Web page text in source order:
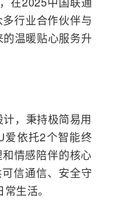
行业合作伙伴与
的温暖贴心服务升
，秉持极简易用
爱依托2个智能终
情感陪伴的核心
信通信、安全守
生活。